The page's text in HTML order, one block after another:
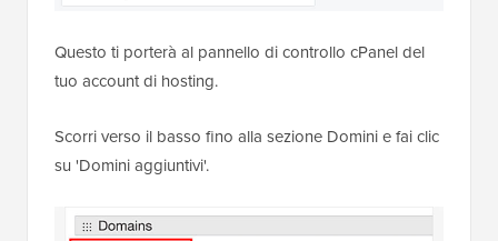
Questo ti porterà al pannello di controllo cPanel del
tuo account di hosting.
Scorri verso il basso fino alla sezione Domini e fai clic
su 'Domini aggiuntivi'.